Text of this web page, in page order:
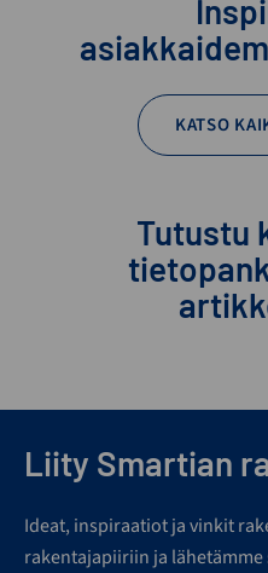
KATSO
Tutustu
Liity Smartian
Ideat, inspiraatiot ja vinkit
rakentajapiiriin ja